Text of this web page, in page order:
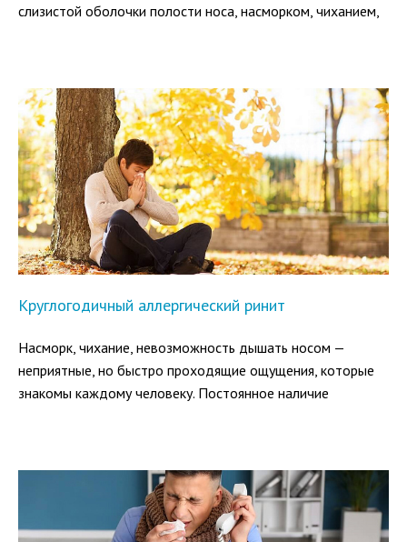
слизистой оболочки полости носа, насморком, чиханием,
разобраться, в чем причины болезни и какие способы
лечения следует выбирать, чтобы не навредить здоровью
женщины и будущего ребенка?
Круглогодичный аллергический ринит
Насморк, чихание, невозможность дышать носом —
неприятные, но быстро проходящие ощущения, которые
знакомы каждому человеку. Постоянное наличие
основе которого лежит гиперчувствительность организма
к аллергенам, с которыми он контактирует регулярно.
Каковы механизмы развития болезни и чем определяется